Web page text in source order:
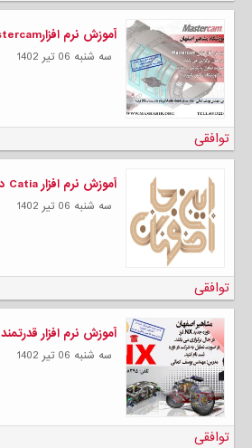
آموزش نرم افزارMastercam در اصفهان
سه شنبه 06 تیر 1402
توافقی
آموزش نرم افزار Catia در اصفهان
سه شنبه 06 تیر 1402
توافقی
آموزش نرم افزار قدرتمند NX در اصفهان
سه شنبه 06 تیر 1402
توافقی